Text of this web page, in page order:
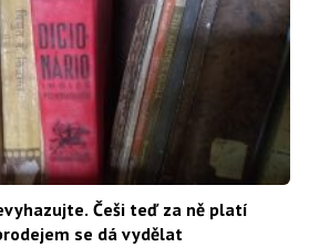
Češi teď za ně platí
se dá vydělat